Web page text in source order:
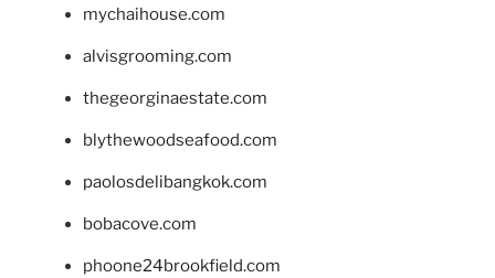
mychaihouse.com
alvisgrooming.com
thegeorginaestate.com
blythewoodseafood.com
paolosdelibangkok.com
bobacove.com
phoone24brookfield.com